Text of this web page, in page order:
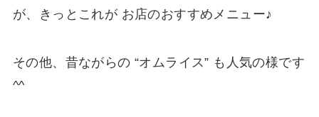
が、きっとこれが お店のおすすめメニュー♪
その他、昔ながらの “オムライス” も人気の様です
^^